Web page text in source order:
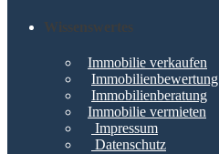
Wissenswertes
Immobilie verkaufen
Immobilienbewertung
Immobilienberatung
Immobilie vermieten
Impressum
Datenschutz